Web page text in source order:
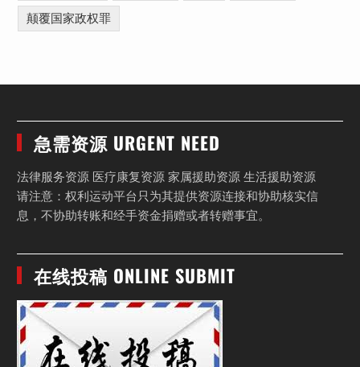
颠覆国家政权罪
急需资源 URGENT NEED
法律服务资源 医疗康复资源 家属援助资源 生活援助资源
请注意：权利运动平台只为其提供资源连接和协助核实信
息，不协助转账和经手资金捐赠或者转赠事宜。
在线投稿 ONLINE SUBMIT